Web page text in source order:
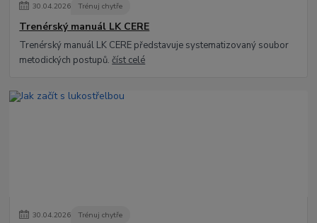
30.04.2026 Trénuj chytře
Trenérský manuál LK CERE
Trenérský manuál LK CERE představuje systematizovaný soubor
metodických postupů.číst celé
30.04.2026 Trénuj chytře